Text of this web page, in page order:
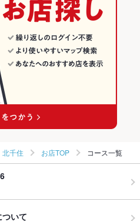
食
き鳥・鶏料理
北千住 お店TOP コース一覧
いて